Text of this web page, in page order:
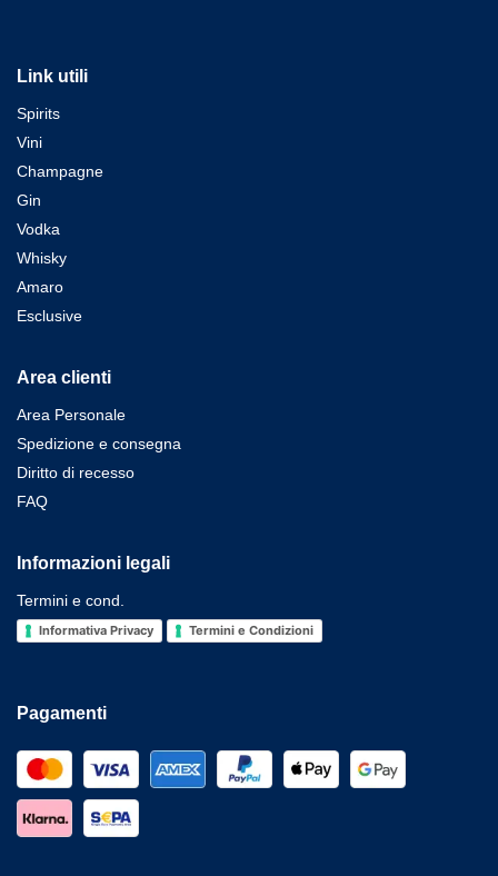
Link utili
Spirits
Vini
Champagne
Gin
Vodka
Whisky
Amaro
Esclusive
Area clienti
Area Personale
Spedizione e consegna
Diritto di recesso
FAQ
Informazioni legali
Termini e cond.
Informativa Privacy Termini e Condizioni
Pagamenti